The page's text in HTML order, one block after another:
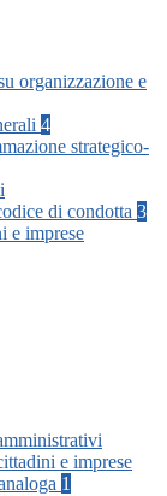
organizzazione e
4
strategico-
di condotta 3
e imprese
e imprese
1